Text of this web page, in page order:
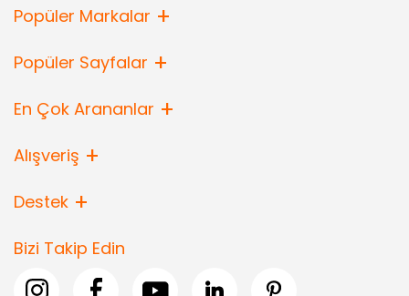
Popüler Markalar
Popüler Sayfalar
En Çok Arananlar
Alışveriş
Destek
Bizi Takip Edin